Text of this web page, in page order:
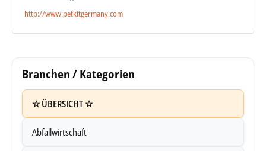
http://www.petkitgermany.com
Branchen / Kategorien
☆ ÜBERSICHT ☆
Abfallwirtschaft